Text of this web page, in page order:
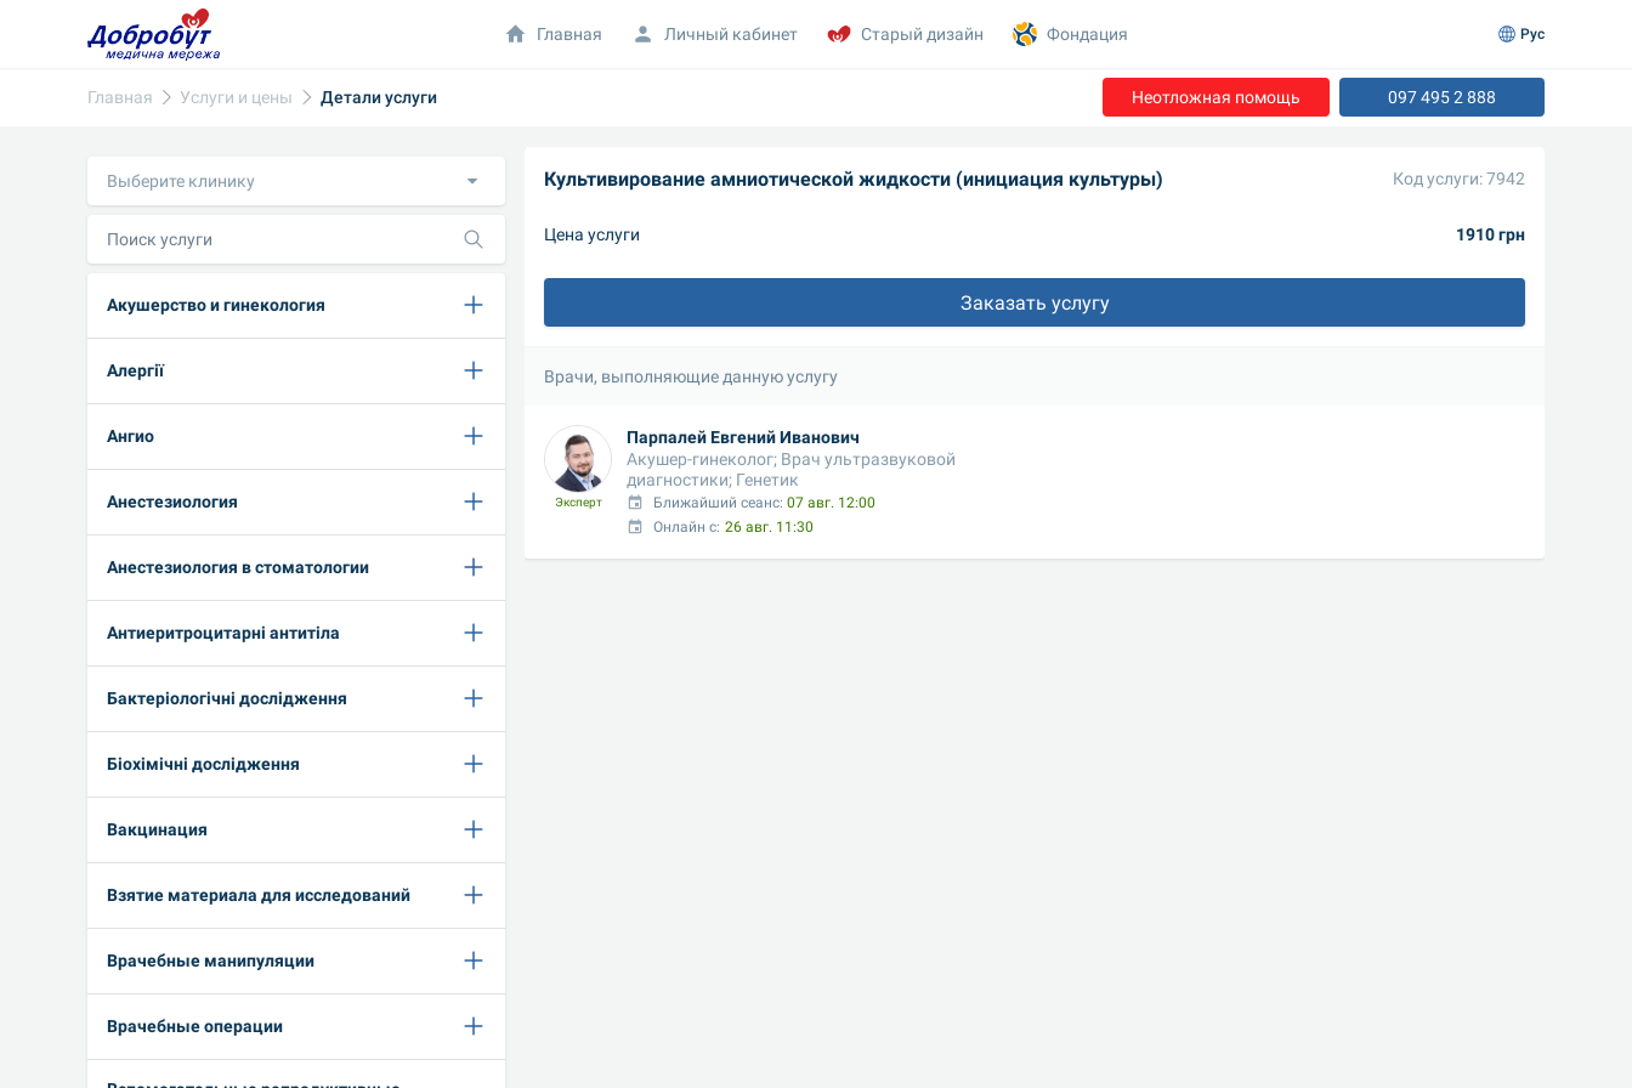
Главная Услуги и цены Детали услуги Неотложная помощь 097 495 2 888
Выберите клинику
Акушерство и гинекология
Алергії
Ангио
Анестезиология
Анестезиология в стоматологии
Антиеритроцитарні антитіла
Бактеріологічні дослідження
Біохімічні дослідження
Вакцинация
Взятие материала для исследований
Врачебные манипуляции
Врачебные операции
Культивирование амниотической жидкости (инициация культуры) Код услуги: 7942
Цена услуги 1910 грн
Заказать услугу
Врачи, выполняющие данную услугу
Эксперт
Парпалей Евгений Иванович
Акушер-гинеколог; Врач ультразвуковой
диагностики; Генетик
Ближайший сеанс: 07 авг. 12:00
Онлайн с: 26 авг. 11:30
Главная Личный кабинет Старый дизайн Фондация Рус